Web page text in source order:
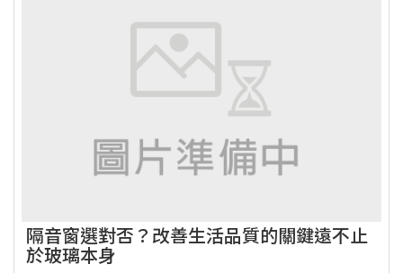
隔音窗選對否？改善生活品質的關鍵遠不止
於玻璃本身